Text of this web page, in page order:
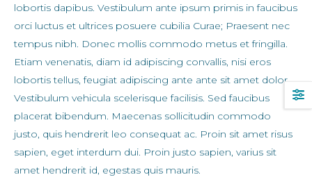
lobortis dapibus. Vestibulum ante ipsum primis in faucibus
orci luctus et ultrices posuere cubilia Curae; Praesent nec
tempus nibh. Donec mollis commodo metus et fringilla.
Etiam venenatis, diam id adipiscing convallis, nisi eros
lobortis tellus, feugiat adipiscing ante ante sit amet dolor.
Vestibulum vehicula scelerisque facilisis. Sed faucibus
placerat bibendum. Maecenas sollicitudin commodo
justo, quis hendrerit leo consequat ac. Proin sit amet risus
sapien, eget interdum dui. Proin justo sapien, varius sit
amet hendrerit id, egestas quis mauris.